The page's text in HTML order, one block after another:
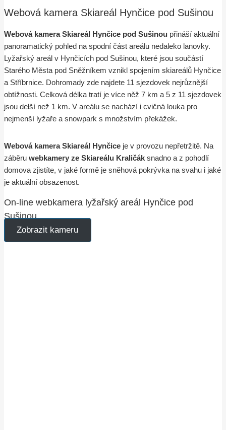
Webová kamera Skiareál Hynčice pod Sušinou
Webová kamera Skiareál Hynčice pod Sušinou přináší aktuální
panoramatický pohled na spodní část areálu nedaleko lanovky.
Lyžařský areál v Hynčicích pod Sušinou, které jsou součástí
Starého Města pod Sněžníkem vznikl spojením skiareálů Hynčice
a Stříbrnice. Dohromady zde najdete 11 sjezdovek nejrůznější
obtížnosti. Celková délka tratí je více něž 7 km a 5 z 11 sjezdovek
jsou delší než 1 km. V areálu se nachází i cvičná louka pro
nejmenší lyžaře a snowpark s množstvím překážek.
Webová kamera Skiareál Hynčice je v provozu nepřetržitě. Na
záběru webkamery ze Skiareálu Kraličák snadno a z pohodlí
domova zjistíte, v jaké formě je sněhová pokrývka na svahu i jaké
je aktuální obsazenost.
On-line webkamera lyžařský areál Hynčice pod
Sušinou
Zobrazit kameru